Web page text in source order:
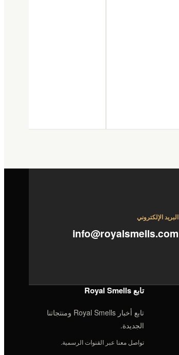
البريد الإلكتروني
info@royalsmells.com
تابع Royal Smells
تابع أخبار Royal Smells ومنتجاتنا
الجديدة.
تواصل معنا عبر القنوات الرسمية.